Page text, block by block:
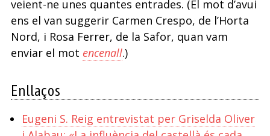
veient-ne unes quantes entrades. (El mot d’avui
ens el van suggerir Carmen Crespo, de l’Horta
Nord, i Rosa Ferrer, de la Safor, quan vam
enviar el mot encenall.)
Enllaços
Eugeni S. Reig entrevistat per Griselda Oliver